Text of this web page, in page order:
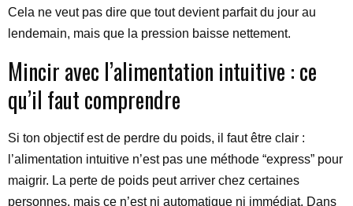
Cela ne veut pas dire que tout devient parfait du jour au
lendemain, mais que la pression baisse nettement.
Mincir avec l’alimentation intuitive : ce
qu’il faut comprendre
Si ton objectif est de perdre du poids, il faut être clair :
l’alimentation intuitive n’est pas une méthode “express” pour
maigrir. La perte de poids peut arriver chez certaines
personnes, mais ce n’est ni automatique ni immédiat. Dans